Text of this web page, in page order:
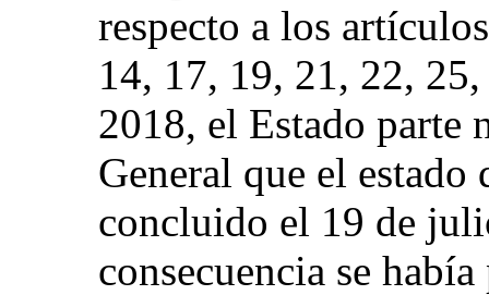
respecto a los
14, 17, 19, 21, 22,
2018, el Estado parte
General que el estado
concluido el 19 de
consecuencia se